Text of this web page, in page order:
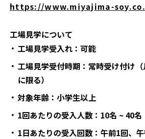
https://www.miyajima-
工場見学について
工場見学受入れ：可能
工場見学受付時期：常時受け付け
に限る）
対象年齢：小学生以上
1回あたりの受入人数：10名 ~ 40名
1日あたりの受入回数：午前1回、